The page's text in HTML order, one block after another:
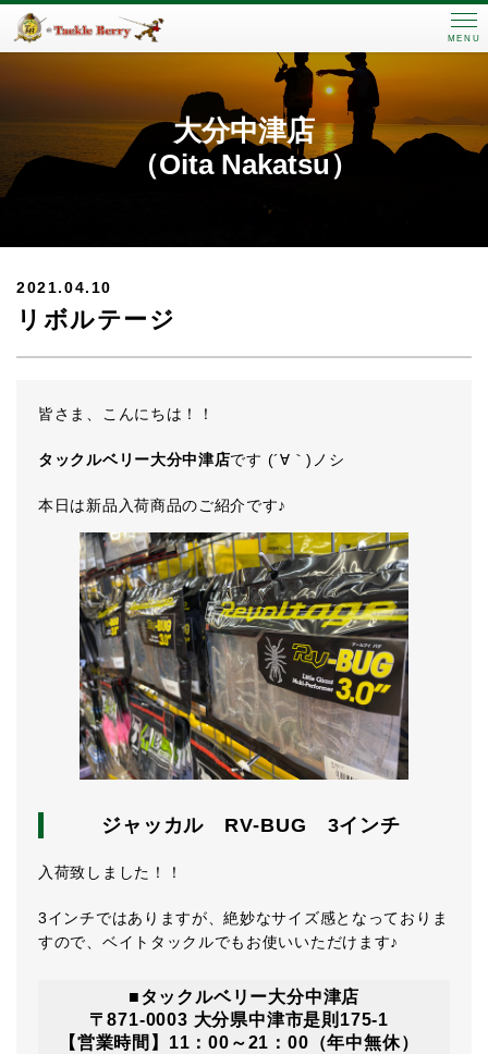
MENU
大分中津店
（Oita Nakatsu）
2021.04.10
リボルテージ
皆さま、こんにちは！！
タックルベリー大分中津店です (´∀｀)ノシ
本日は新品入荷商品のご紹介です♪
ジャッカル RV-BUG 3インチ
入荷致しました！！
3インチではありますが、絶妙なサイズ感となっておりま
すので、ベイトタックルでもお使いいただけます♪
■タックルベリー大分中津店
〒871-0003 大分県中津市是則175-1
【営業時間】11：00～21：00（年中無休）